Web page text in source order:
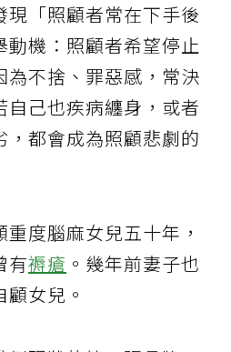
現「照顧者常在下手後
動機：照顧者希望停止
為不捨、罪惡感，常決
自己也疾病纏身，或者
都會成為照顧悲劇的
度腦麻女兒五十年，
有褥瘡 。幾年前妻子也
女兒。